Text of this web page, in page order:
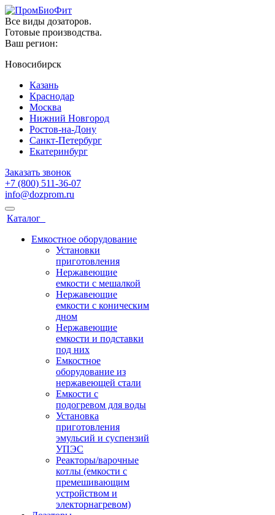
Все виды дозаторов.
Готовые производства.
Ваш регион:
Новосибирск
Казань
Краснодар
Москва
Нижний Новгород
Ростов-на-Дону
Санкт-Петербург
Екатеринбург
Заказать звонок
+7 (800) 511-36-07
info@dozprom.ru
Каталог
Емкостное оборудование
Установки
приготовления
Нержавеющие
емкости с мешалкой
Нержавеющие
емкости с коническим
дном
Нержавеющие
емкости и подставки
под них
Емкостное
оборудование из
нержавеющей стали
Емкости с
подогревом для воды
Установка
приготовления
эмульсий и суспензий
УПЭС
Реакторы/варочные
котлы (емкости с
премешивающим
устройством и
электорнагревом)